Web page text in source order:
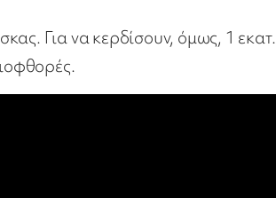
Για να κερδίσουν, όμως, 1 εκατ.